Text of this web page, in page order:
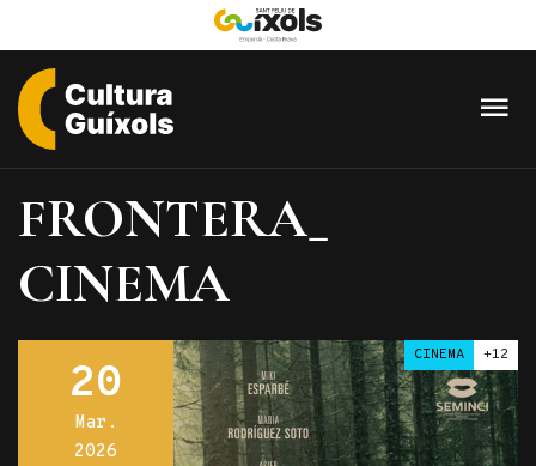
Cultura
Feliu
de
Guíxols
FRONTERA_
CINEMA
20
Mar.
2026
CINEMA +12